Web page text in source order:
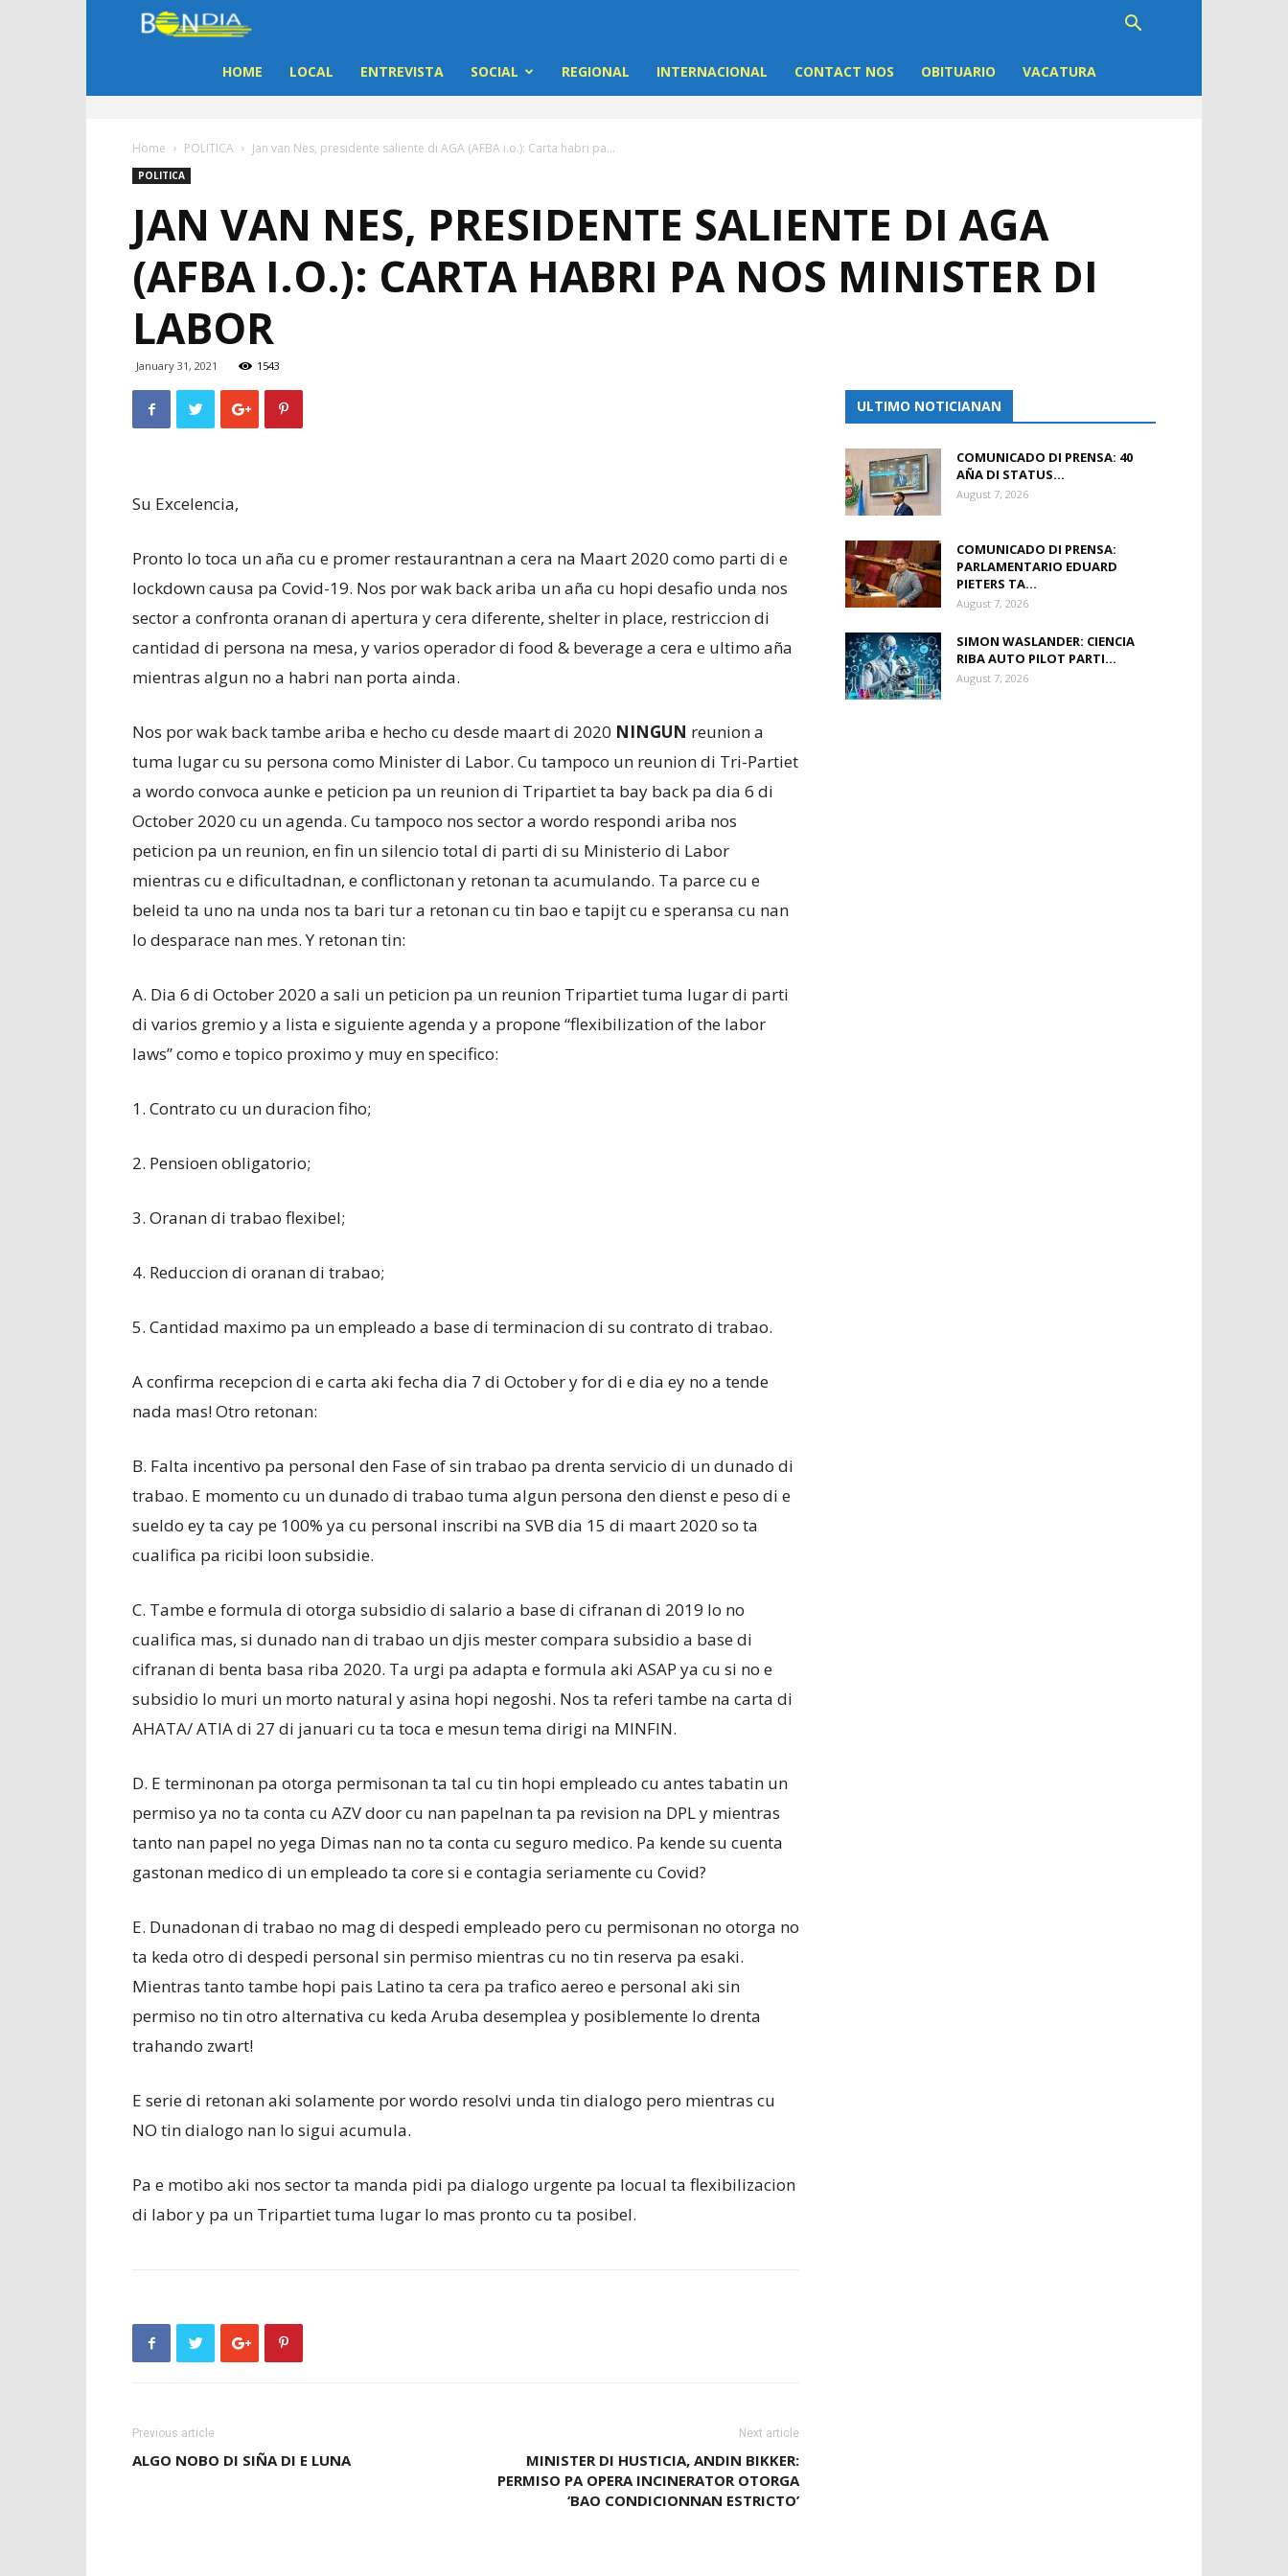
Dia
Noticia
Aruba
HOME LOCAL ENTREVISTA SOCIAL REGIONAL INTERNACIONAL CONTACT NOS OBITUARIO VACATURA
Home POLITICA Jan van Nes, presidente saliente di AGA (AFBA i.o.): Carta habri pa...
POLITICA
JAN VAN NES, PRESIDENTE SALIENTE DI AGA
(AFBA I.O.): CARTA HABRI PA NOS MINISTER DI
LABOR
January 31, 2021 1543
Su Excelencia,
Pronto lo toca un aña cu e promer restaurantnan a cera na Maart 2020 como parti di e
lockdown causa pa Covid-19. Nos por wak back ariba un aña cu hopi desafio unda nos
sector a confronta oranan di apertura y cera diferente, shelter in place, restriccion di
cantidad di persona na mesa, y varios operador di food & beverage a cera e ultimo aña
mientras algun no a habri nan porta ainda.
Nos por wak back tambe ariba e hecho cu desde maart di 2020 NINGUN reunion a
tuma lugar cu su persona como Minister di Labor. Cu tampoco un reunion di Tri-Partiet
a wordo convoca aunke e peticion pa un reunion di Tripartiet ta bay back pa dia 6 di
October 2020 cu un agenda. Cu tampoco nos sector a wordo respondi ariba nos
peticion pa un reunion, en fin un silencio total di parti di su Ministerio di Labor
mientras cu e dificultadnan, e conflictonan y retonan ta acumulando. Ta parce cu e
beleid ta uno na unda nos ta bari tur a retonan cu tin bao e tapijt cu e speransa cu nan
lo desparace nan mes. Y retonan tin:
A. Dia 6 di October 2020 a sali un peticion pa un reunion Tripartiet tuma lugar di parti
di varios gremio y a lista e siguiente agenda y a propone “flexibilization of the labor
laws” como e topico proximo y muy en specifico:
1. Contrato cu un duracion fiho;
2. Pensioen obligatorio;
3. Oranan di trabao flexibel;
4. Reduccion di oranan di trabao;
5. Cantidad maximo pa un empleado a base di terminacion di su contrato di trabao.
A confirma recepcion di e carta aki fecha dia 7 di October y for di e dia ey no a tende
nada mas! Otro retonan:
B. Falta incentivo pa personal den Fase of sin trabao pa drenta servicio di un dunado di
trabao. E momento cu un dunado di trabao tuma algun persona den dienst e peso di e
sueldo ey ta cay pe 100% ya cu personal inscribi na SVB dia 15 di maart 2020 so ta
cualifica pa ricibi loon subsidie.
C. Tambe e formula di otorga subsidio di salario a base di cifranan di 2019 lo no
cualifica mas, si dunado nan di trabao un djis mester compara subsidio a base di
cifranan di benta basa riba 2020. Ta urgi pa adapta e formula aki ASAP ya cu si no e
subsidio lo muri un morto natural y asina hopi negoshi. Nos ta referi tambe na carta di
AHATA/ ATIA di 27 di januari cu ta toca e mesun tema dirigi na MINFIN.
D. E terminonan pa otorga permisonan ta tal cu tin hopi empleado cu antes tabatin un
permiso ya no ta conta cu AZV door cu nan papelnan ta pa revision na DPL y mientras
tanto nan papel no yega Dimas nan no ta conta cu seguro medico. Pa kende su cuenta
gastonan medico di un empleado ta core si e contagia seriamente cu Covid?
E. Dunadonan di trabao no mag di despedi empleado pero cu permisonan no otorga no
ta keda otro di despedi personal sin permiso mientras cu no tin reserva pa esaki.
Mientras tanto tambe hopi pais Latino ta cera pa trafico aereo e personal aki sin
permiso no tin otro alternativa cu keda Aruba desemplea y posiblemente lo drenta
trahando zwart!
E serie di retonan aki solamente por wordo resolvi unda tin dialogo pero mientras cu
NO tin dialogo nan lo sigui acumula.
Pa e motibo aki nos sector ta manda pidi pa dialogo urgente pa locual ta flexibilizacion
di labor y pa un Tripartiet tuma lugar lo mas pronto cu ta posibel.
Previous article
ALGO NOBO DI SIÑA DI E LUNA
Next article
MINISTER DI HUSTICIA, ANDIN BIKKER:
PERMISO PA OPERA INCINERATOR OTORGA
‘BAO CONDICIONNAN ESTRICTO’
ULTIMO NOTICIANAN
COMUNICADO DI PRENSA: 40
AÑA DI STATUS...
August 7, 2026
COMUNICADO DI PRENSA:
PARLAMENTARIO EDUARD
PIETERS TA...
August 7, 2026
SIMON WASLANDER: CIENCIA
RIBA AUTO PILOT PARTI...
August 7, 2026